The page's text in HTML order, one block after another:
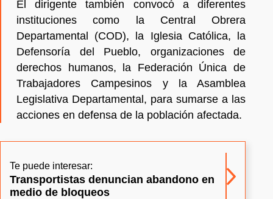
El dirigente también convocó a diferentes
instituciones como la Central Obrera
Departamental (COD), la Iglesia Católica, la
Defensoría del Pueblo, organizaciones de
derechos humanos, la Federación Única de
Trabajadores Campesinos y la Asamblea
Legislativa Departamental, para sumarse a las
acciones en defensa de la población afectada.
Te puede interesar:
Transportistas denuncian abandono en
medio de bloqueos